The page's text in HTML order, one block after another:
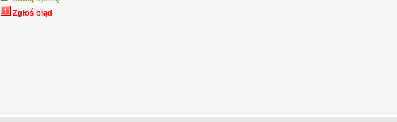
Zgłoś błąd